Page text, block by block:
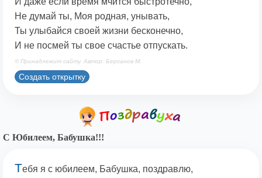
Не думай ты, Моя родная, унывать,
Ты улыбайся своей жизни бесконечно,
И не посмей ты свое счастье отпускать.
© Принадлежит сайту. Автор: Берсанов М.
Создать открытку
С Юбилеем, Бабушка!!!
Тебя я с юбилеем, Бабушка, поздравлю,